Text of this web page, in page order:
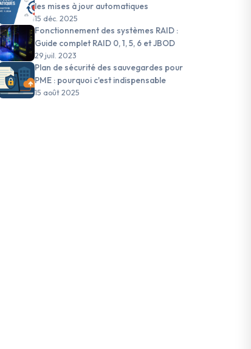
les mises à jour automatiques
15 déc. 2025
Fonctionnement des systèmes RAID :
Guide complet RAID 0, 1, 5, 6 et JBOD
29 juil. 2023
Plan de sécurité des sauvegardes pour
PME : pourquoi c'est indispensable
15 août 2025